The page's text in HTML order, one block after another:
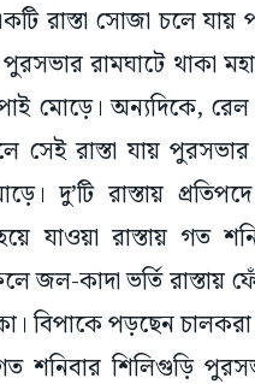
রাস্তা সোজা চলে
রামঘাটে থাকা
মোড়ে। অন্যদিকে, রেল
সেই রাস্তা যায়
দু’টি রাস্তায়
যাওয়া রাস্তায় গত
জল-কাদা ভর্তি রাস্তায়
বিপাকে পড়ছেন
শনিবার শিলিগুড়ি